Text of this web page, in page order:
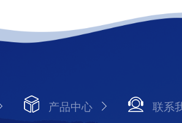
产品中心 联系